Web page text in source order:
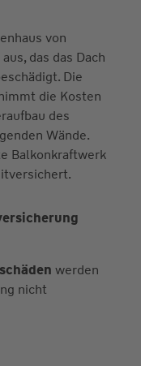
von
das das Dach
Die
die Kosten
des
Wände.
Balkonkraftwerk
werden
nicht